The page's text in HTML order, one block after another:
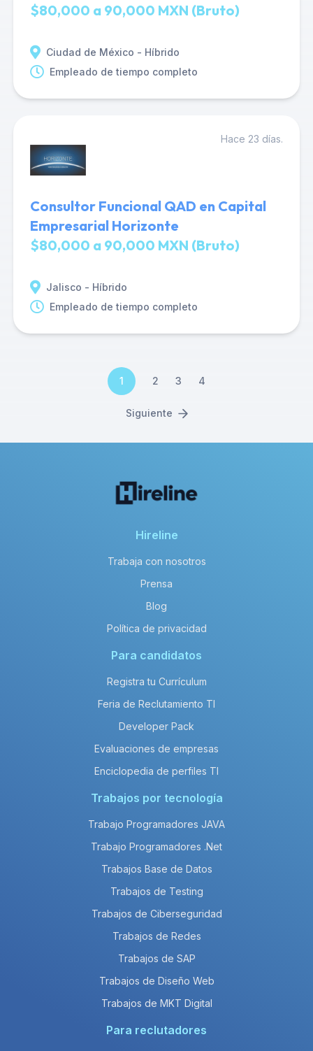
$80,000 a 90,000 MXN (Bruto)
Ciudad de México - Híbrido
Empleado de tiempo completo
Hace 23 días.
Consultor Funcional QAD en Capital
Empresarial Horizonte
$80,000 a 90,000 MXN (Bruto)
Jalisco - Híbrido
Empleado de tiempo completo
1 2 3 4
Siguiente
Hireline
Trabaja con nosotros
Prensa
Blog
Política de privacidad
Para candidatos
Registra tu Currículum
Feria de Reclutamiento TI
Developer Pack
Evaluaciones de empresas
Enciclopedia de perfiles TI
Trabajos por tecnología
Trabajo Programadores JAVA
Trabajo Programadores .Net
Trabajos Base de Datos
Trabajos de Testing
Trabajos de Ciberseguridad
Trabajos de Redes
Trabajos de SAP
Trabajos de Diseño Web
Trabajos de MKT Digital
Para reclutadores